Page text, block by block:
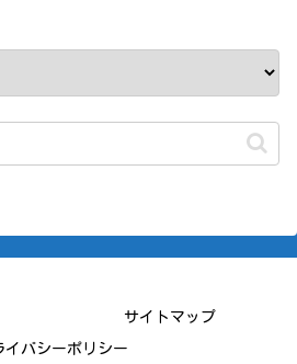
サイトマップ
イバシーポリシー